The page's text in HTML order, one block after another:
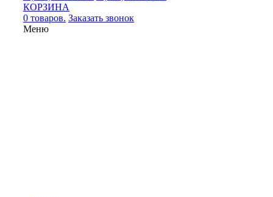
КОРЗИНА
0 товаров. Заказать звонок
Меню